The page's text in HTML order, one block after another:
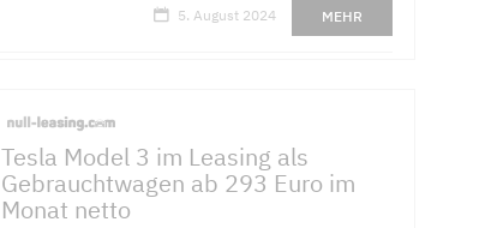
5. August 2024 MEHR
Tesla Model 3 im Leasing als
Gebrauchtwagen ab 293 Euro im
Monat netto